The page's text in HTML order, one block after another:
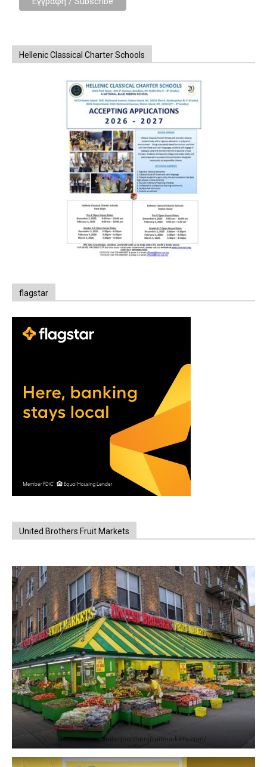
Hellenic Classical Charter Schools
flagstar
United Brothers Fruit Markets
https://www.unitedbrothersfruitmarkets.com/